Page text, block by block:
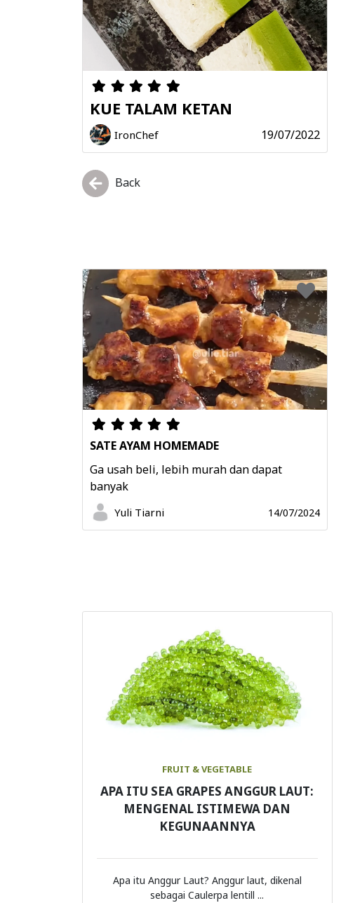
KUE TALAM KETAN
IronChef 19/07/2022
Back
SATE AYAM HOMEMADE
Ga usah beli, lebih murah dan dapat
banyak
Yuli Tiarni 14/07/2024
FRUIT & VEGETABLE
APA ITU SEA GRAPES ANGGUR LAUT:
MENGENAL ISTIMEWA DAN
KEGUNAANNYA
Apa itu Anggur Laut? Anggur laut, dikenal
sebagai Caulerpa lentill ...